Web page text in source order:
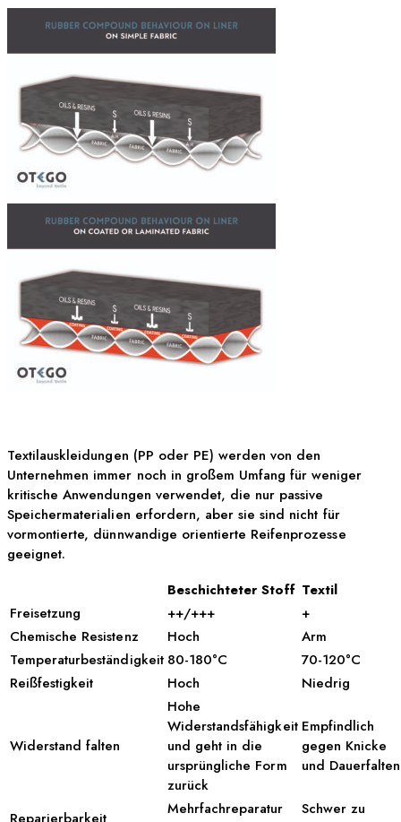
Textilauskleidungen (PP oder PE) werden von den
Unternehmen immer noch in großem Umfang für weniger
kritische Anwendungen verwendet, die nur passive
Speichermaterialien erfordern, aber sie sind nicht für
vormontierte, dünnwandige orientierte Reifenprozesse
geeignet.
Beschichteter Stoff Textil
Freisetzung
++/+++
+
Chemische Resistenz
Hoch
Arm
Temperaturbeständigkeit 80-180°C
70-120°C
Reißfestigkeit
Hoch Niedrig
Widerstand falten
Hohe
Widerstandsfähigkeit
und geht in die
ursprüngliche Form
zurück
Empfindlich
gegen Knicke
und Dauerfalten
Mehrfachreparatur
Schwer zu